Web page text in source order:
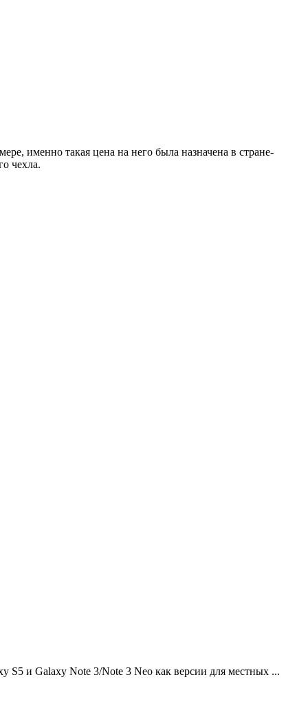
именно такая цена на него была назначена в стране-
чехла.
S5 и Galaxy Note 3/Note 3 Neo как версии для местных ...